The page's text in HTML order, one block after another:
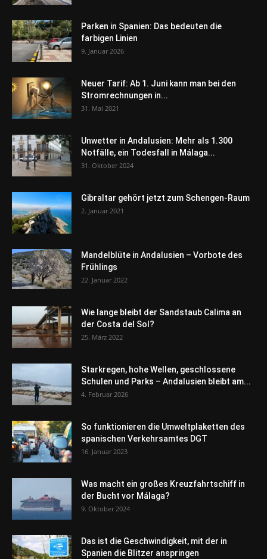
Parken in Spanien: Das bedeuten die
farbigen Linien
9. Januar 2026
Neuer Tarif: Ab 1. Juni kann man bei den
Stromrechnungen in...
31. Mai 2021
Unwetter in Andalusien: Mehr als 1.300
Notfälle, ein Todesfall in Málaga...
31. Oktober 2024
Gibraltar gehört jetzt zum Schengen-Raum
2. Januar 2021
Mandelblüte in Andalusien – Vorbote des
Frühlings
22. Januar 2022
Wie lange bleibt der Sandstaub Calima an
der Costa del Sol?
25. März 2022
Starkregen, hohe Wellen, geschlossene
Schulen und Parks – Andalusien bleibt am...
4. Februar 2026
So funktionieren die Umweltplaketten des
spanischen Verkehrsamtes DGT
16. Januar 2023
Was macht ein großes Kreuzfahrtschiff in
der Bucht vor Málaga?
9. Oktober 2024
Das ist die Geschwindigkeit, mit der in
Spanien die Blitzer anspringen